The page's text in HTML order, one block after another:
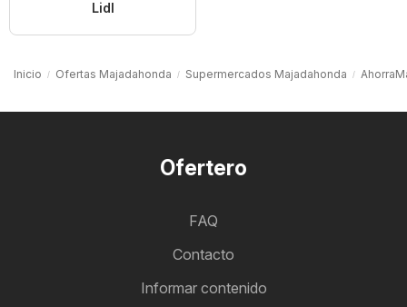
Lidl
Inicio Ofertas Majadahonda Supermercados Majadahonda
Ofertero
FAQ
Contacto
Informar contenido